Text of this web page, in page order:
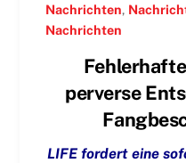
Nachrichten,
Nachrichten
perverse
LIFE fordert eine